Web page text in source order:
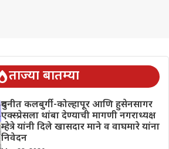
ताज्या बातम्या
दुधनीत कलबुर्गी-कोल्हापूर आणि हुसेनसागर
एक्स्प्रेसला थांबा देण्याची मागणी नगराध्यक्ष
म्हेत्रे यांनी दिले खासदार माने व वाघमारे यांना
निवेदन